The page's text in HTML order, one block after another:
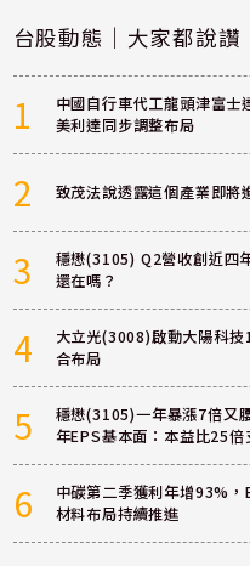
台股動態｜大家都說讚
1
中國自行車代工龍頭津富
美利達同步調整布局
2 致茂法說透露這個產業即將
3
穩懋(3105) Q2營收創近四
還在嗎？
4
大立光(3008)啟動大陽科
合布局
5
穩懋(3105)一年暴漲7倍又
年EPS基本面：本益比25倍
6
中碳第二季獲利年增93%
材料布局持續推進